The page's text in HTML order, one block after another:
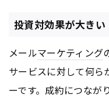
投資対効果が大きい
メールマーケティング
サービスに対して何ら
ーです。成約につなが